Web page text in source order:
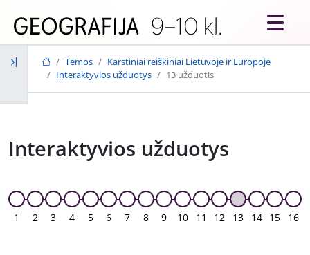
Temos
Karstiniai reiškiniai Lietuvoje ir Europoje
Interaktyvios užduotys
13 užduotis
Interaktyvios užduotys
1 2 3 4 5 6 7 8 9 10 11 12 13 14 15 16